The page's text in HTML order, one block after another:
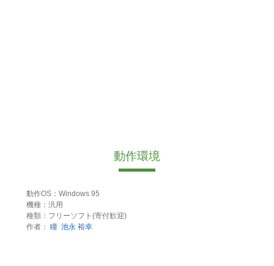
動作環境
動作OS：Windows 95
機種：汎用
種類：フリーソフト(寄付歓迎)
作者： 瞳 池永 裕幸